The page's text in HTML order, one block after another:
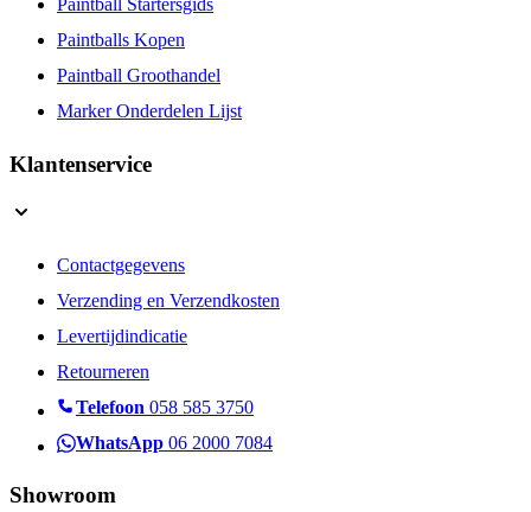
Paintball Startersgids
Paintballs Kopen
Paintball Groothandel
Marker Onderdelen Lijst
Klantenservice
Contactgegevens
Verzending en Verzendkosten
Levertijdindicatie
Retourneren
Telefoon 058 585 3750
WhatsApp 06 2000 7084
Showroom